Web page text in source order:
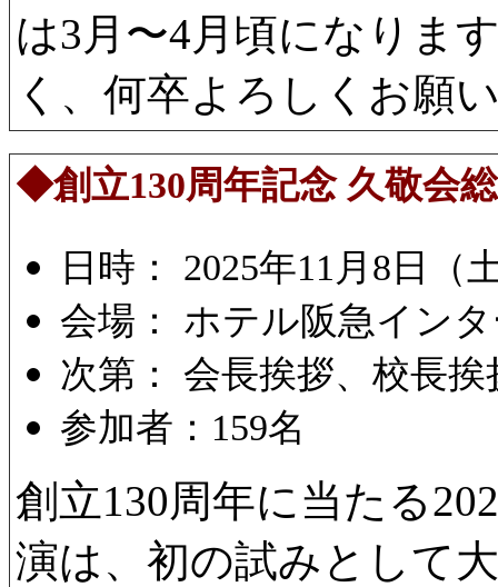
は3月〜4月頃になりま
く、何卒よろしくお願
◆創立130周年記念 久敬会
日時： 2025年11月8日（
会場： ホテル阪急イン
次第： 会長挨拶、校長
参加者：159名
創立130周年に当たる
演は、初の試みとして